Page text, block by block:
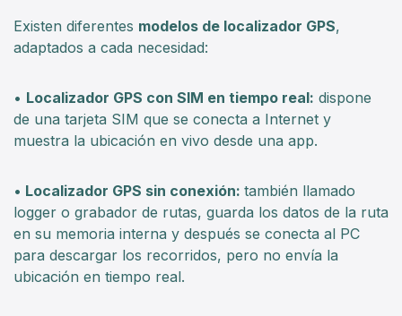
Existen diferentes modelos de localizador GPS,
adaptados a cada necesidad:
• Localizador GPS con SIM en tiempo real: dispone
de una tarjeta SIM que se conecta a Internet y
muestra la ubicación en vivo desde una app.
• Localizador GPS sin conexión: también llamado
logger o grabador de rutas, guarda los datos de la ruta
en su memoria interna y después se conecta al PC
para descargar los recorridos, pero no envía la
ubicación en tiempo real.